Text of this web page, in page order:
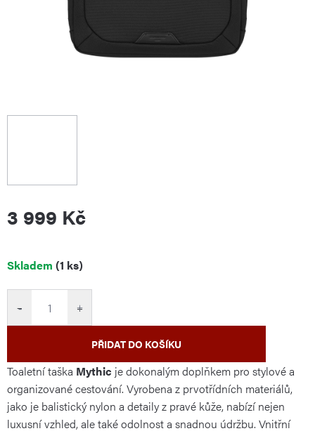
3 999 Kč
Měrná
Skladem (1 ks)
+
−
PŘIDAT DO KOŠÍKU
Toaletní taška Mythic je dokonalým doplňkem pro stylové a
organizované cestování. Vyrobena z prvotřídních materiálů,
jako je balistický nylon a detaily z pravé kůže, nabízí nejen
luxusní vzhled, ale také odolnost a snadnou údržbu. Vnitřní